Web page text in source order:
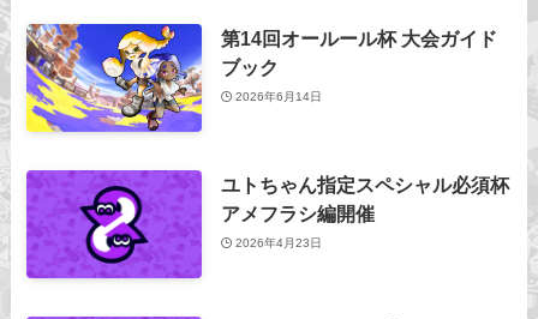
第14回オールール杯 大会ガイド
ブック
2026年6月14日
ユトちゃん指定スペシャル必須杯
アメフラシ編開催
2026年4月23日